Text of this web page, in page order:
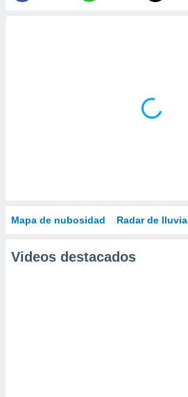
Mapa de nubosidad Radar de lluvia
Videos destacados